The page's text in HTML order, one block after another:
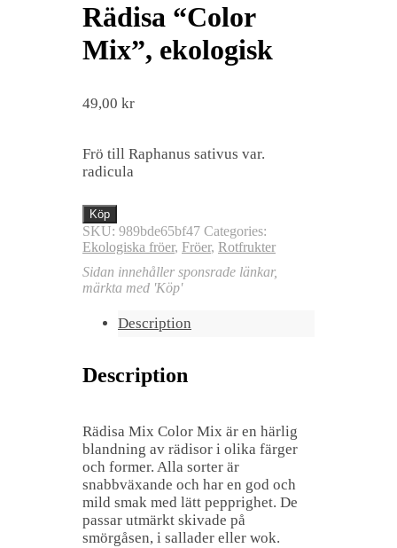
Rädisa “Color
Mix”, ekologisk
49,00 kr
Frö till Raphanus sativus var.
radicula
Köp
SKU: 989bde65bf47 Categories:
Ekologiska fröer, Fröer, Rotfrukter
Sidan innehåller sponsrade länkar,
märkta med 'Köp'
Description
Description
Rädisa Mix Color Mix är en härlig
blandning av rädisor i olika färger
och former. Alla sorter är
snabbväxande och har en god och
mild smak med lätt pepprighet. De
passar utmärkt skivade på
smörgåsen, i sallader eller wok.